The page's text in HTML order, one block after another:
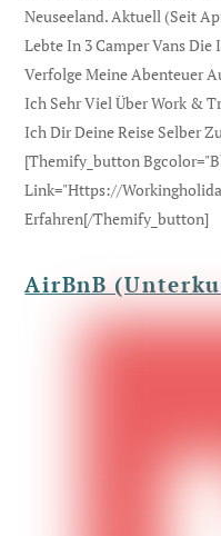
Neuseeland. Aktuell (seit
Lebte In 3 Camper Vans
Verfolge Meine Abenteuer
Ich Sehr Viel Über Work &
Ich Dir Deine Reise Selber
[themify_button
Link="https://
Erfahren[/themify_button]
AirBnB